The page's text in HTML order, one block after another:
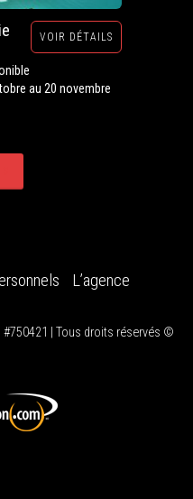
VOIR DÉTAILS
au 20 novembre
L’agence
| Tous droits réservés ©